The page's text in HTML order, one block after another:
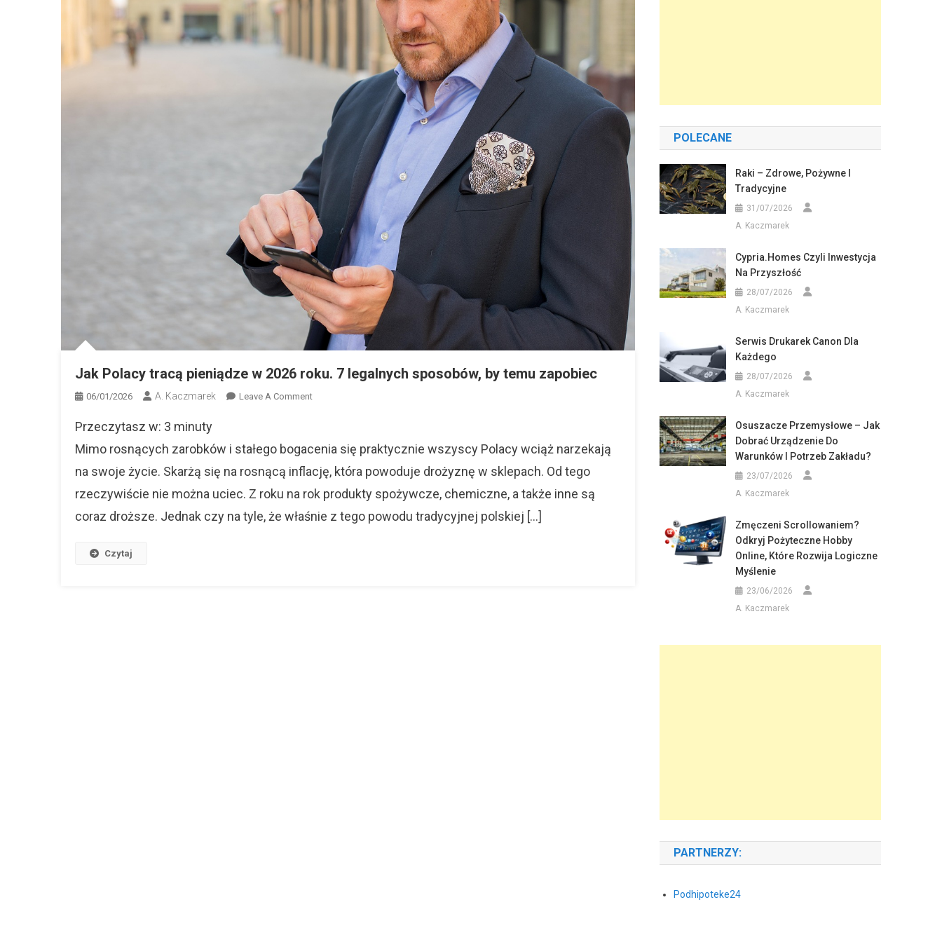
Jak Polacy tracą pieniądze w 2026 roku. 7 legalnych sposobów, by temu zapobiec
06/01/2026 A. Kaczmarek Leave A CommentOn
Tracą
W
2026
Przeczytasz w: 3 minuty
Mimo rosnących zarobków i stałego bogacenia się praktycznie wszyscy Polacy wciąż narzekają
na swoje życie. Skarżą się na rosnącą inflację, która powoduje drożyznę w sklepach. Od tego
rzeczywiście nie można uciec. Z roku na rok produkty spożywcze, chemiczne, a także inne są
coraz droższe. Jednak czy na tyle, że właśnie z tego powodu tradycyjnej polskiej […]
Czytaj
POLECANE
Raki – Zdrowe, Pożywne I
Tradycyjne
31/07/2026
A. Kaczmarek
Cypria.homes Czyli Inwestycja
Na Przyszłość
28/07/2026
A. Kaczmarek
Serwis Drukarek Canon Dla
Każdego
28/07/2026
A. Kaczmarek
Osuszacze Przemysłowe – Jak
Dobrać Urządzenie Do
Warunków I Potrzeb Zakładu?
23/07/2026
A. Kaczmarek
Zmęczeni Scrollowaniem?
Odkryj Pożyteczne Hobby
Online, Które Rozwija Logiczne
Myślenie
23/06/2026
A. Kaczmarek
PARTNERZY:
Podhipoteke24